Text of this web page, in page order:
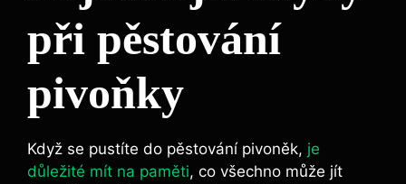
při pěstování
pivoňky
Když se pustíte do pěstování pivoněk, je
důležité mít na paměti, co všechno může jít